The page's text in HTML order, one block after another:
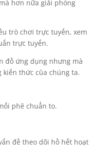
hơn nữa giải phóng
trò chơi trực tuyến, xem
trực tuyến.
đồ ứng dụng nhưng mà
thức của chúng ta.
phê chuẩn to.
đề theo dõi hồ hết hoạt